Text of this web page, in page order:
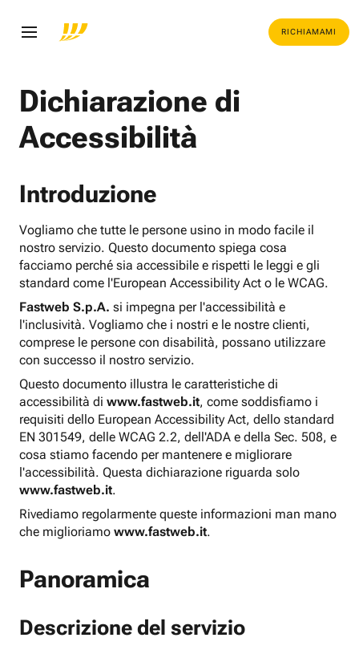
RICHIAMAMI
Dichiarazione di
Accessibilità
Introduzione
Vogliamo che tutte le persone usino in modo facile il
nostro servizio. Questo documento spiega cosa
facciamo perché sia accessibile e rispetti le leggi e gli
standard come l'European Accessibility Act o le WCAG.
Fastweb S.p.A. si impegna per l'accessibilità e
l'inclusività. Vogliamo che i nostri e le nostre clienti,
comprese le persone con disabilità, possano utilizzare
con successo il nostro servizio.
Questo documento illustra le caratteristiche di
accessibilità di www.fastweb.it, come soddisfiamo i
requisiti dello European Accessibility Act, dello standard
EN 301549, delle WCAG 2.2, dell'ADA e della Sec. 508, e
cosa stiamo facendo per mantenere e migliorare
l'accessibilità. Questa dichiarazione riguarda solo
www.fastweb.it.
Rivediamo regolarmente queste informazioni man mano
che miglioriamo www.fastweb.it.
Panoramica
Descrizione del servizio